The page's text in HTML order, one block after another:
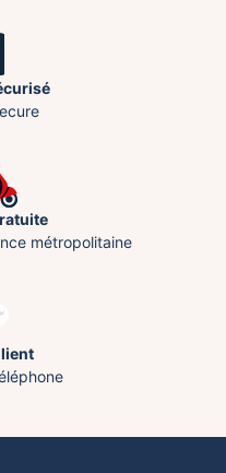
métropolitaine